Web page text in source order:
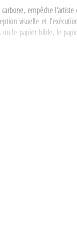
empêche l'artiste
visuelle et
ou le papier bible, le